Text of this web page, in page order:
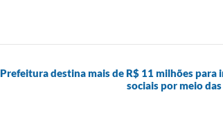
Prefeitura destina mais de R$ 11 milhões para
sociais por meio